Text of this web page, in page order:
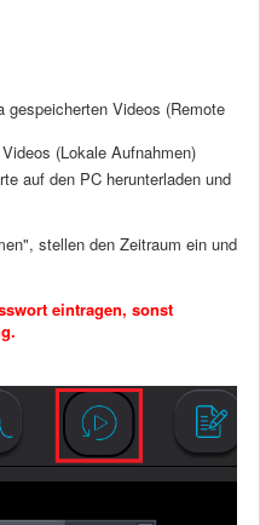
gespeicherten Videos (Remote
(Lokale Aufnahmen)
auf den PC herunterladen und
stellen den Zeitraum ein und
eintragen, sonst